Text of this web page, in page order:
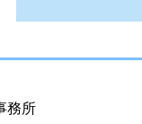
務所